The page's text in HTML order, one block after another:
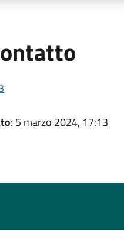
: 5 marzo 2024, 17:13